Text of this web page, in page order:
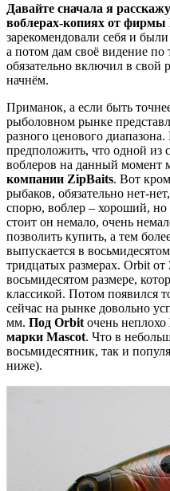
Давайте сначала я
воблерах-копиях от фирмы
зарекомендовали себя и
а потом дам своё видение
обязательно включил в
начнём.
Приманок, а если быть
рыболовном рынке
разного ценового
предположить, что одной из
воблеров на данный момент
компании ZipBaits. Вот
рыбаков, обязательно нет-
спорю, воблер – хороший, но
стоит он немало, очень
позволить купить, а тем
выпускается в
тридцатых размерах. Orbit
восьмидесятом размере,
классикой. Потом появился
сейчас на рынке довольно
мм. Под Orbit очень неплохо
марки Mascot. Что в
восьмидесятник, так и
ниже).